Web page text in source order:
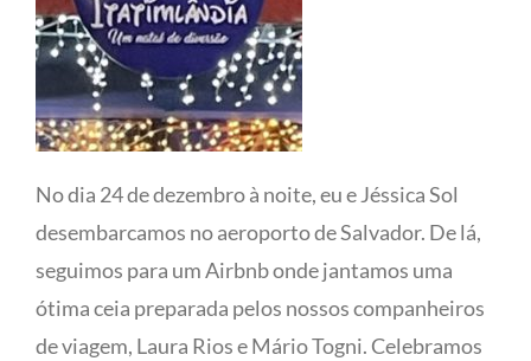
No dia 24 de dezembro à noite, eu e Jéssica Sol
desembarcamos no aeroporto de Salvador. De lá,
seguimos para um Airbnb onde jantamos uma
ótima ceia preparada pelos nossos companheiros
de viagem, Laura Rios e Mário Togni. Celebramos